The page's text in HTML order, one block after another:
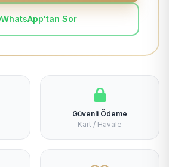
WhatsApp'tan Sor
Güvenli Ödeme
Kart / Havale